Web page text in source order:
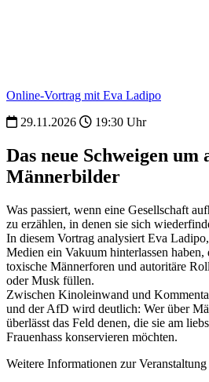
Online-Vortrag mit Eva Ladipo
29.11.2026
19:30 Uhr
Das neue Schweigen um
Männerbilder
Was passiert, wenn eine Gesellschaft
zu erzählen, in denen sie sich
In diesem Vortrag analysiert Eva
Medien ein Vakuum hinterlassen haben,
toxische Männerforen und autoritäre
oder Musk füllen.
Zwischen Kinoleinwand und
und der AfD wird deutlich: Wer über
überlässt das Feld denen, die sie am
Frauenhass konservieren möchten.
Weitere Informationen zur